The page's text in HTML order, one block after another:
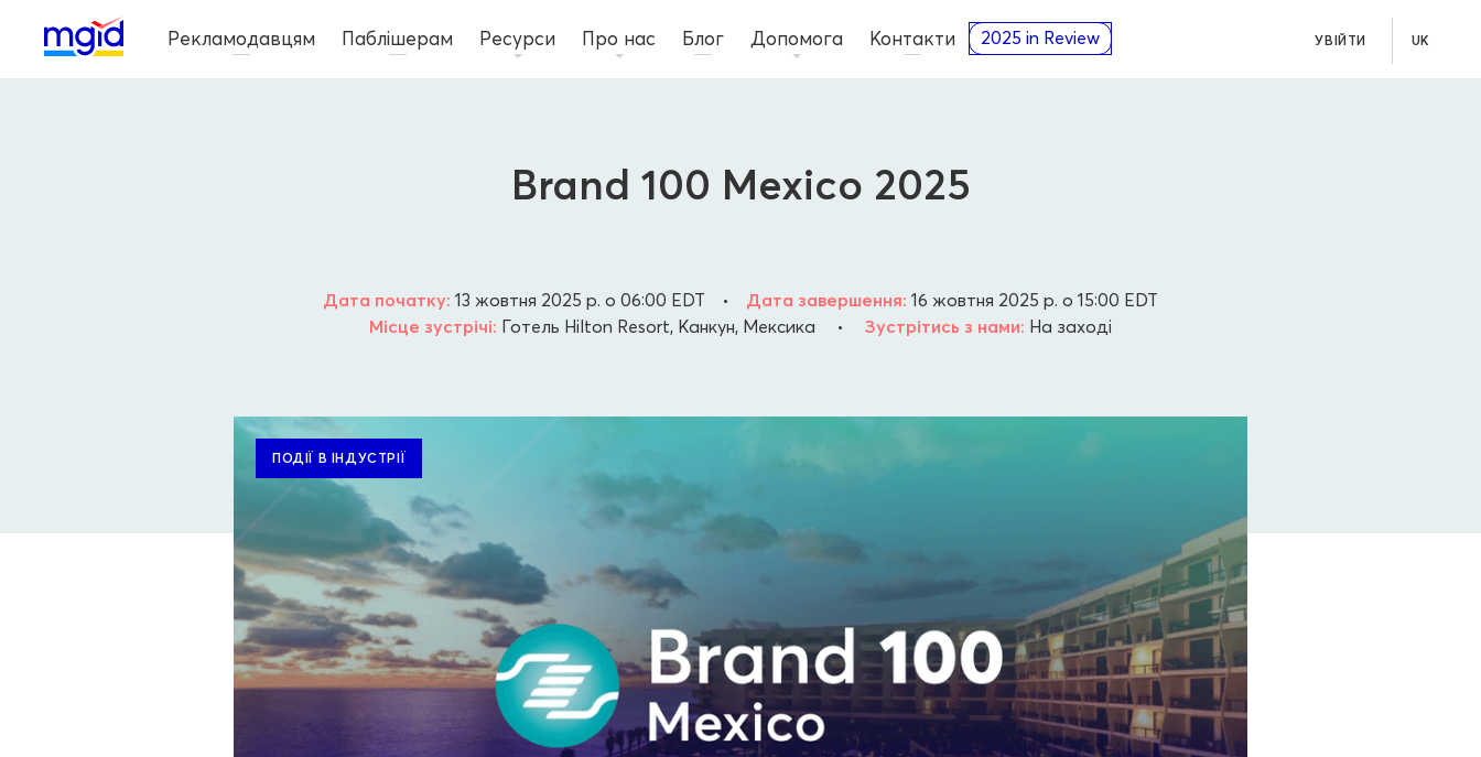
Рекламодавцям Паблішерам Ресурси Про нас Блог Допомога Контакти 2025 in Review УВІЙТИ UK
Brand 100 Mexico 2025
Дата початку: 13 жовтня 2025 р. о 06:00 EDT • Дата завершення: 16 жовтня 2025 р. о 15:00 EDT
Місце зустрічі: Готель Hilton Resort, Канкун, Мексика • Зустрітись з нами: На заході
ПОДІЇ В ІНДУСТРІЇ